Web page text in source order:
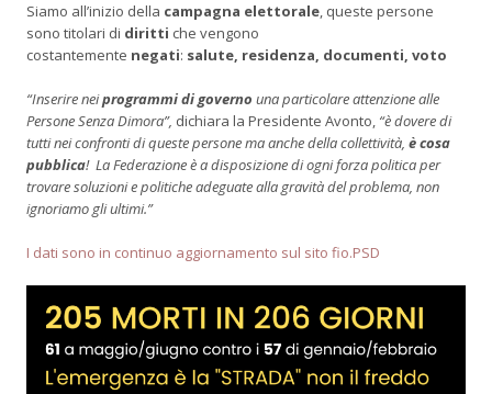
Siamo all’inizio della campagna elettorale, queste persone
sono titolari di diritti che vengono
costantemente negati: salute, residenza, documenti, voto
“Inserire neiprogrammi di governo una particolare attenzione alle
Persone Senza Dimora”, dichiara la Presidente Avonto, “è dovere di
tutti nei confronti di queste persone ma anche della collettività, è cosa
pubblica! La Federazione è a disposizione di ogni forza politica per
trovare soluzioni e politiche adeguate alla gravità del problema, non
ignoriamo gli ultimi.”
I dati sono in continuo aggiornamento sul sito fio.PSD